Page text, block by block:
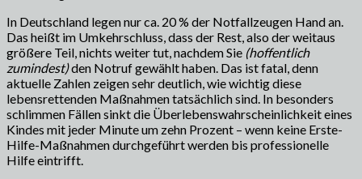
In Deutschland legen nur ca. 20 % der Notfallzeugen Hand an.
Das heißt im Umkehrschluss, dass der Rest, also der weitaus
größere Teil, nichts weiter tut, nachdem Sie (hoffentlich
zumindest)den Notruf gewählt haben. Das ist fatal, denn
aktuelle Zahlen zeigen sehr deutlich, wie wichtig diese
lebensrettenden Maßnahmen tatsächlich sind. In besonders
schlimmen Fällen sinkt die Überlebenswahrscheinlichkeit eines
Kindes mit jeder Minute um zehn Prozent – wenn keine Erste-
Hilfe-Maßnahmen durchgeführt werden bis professionelle
Hilfe eintrifft.